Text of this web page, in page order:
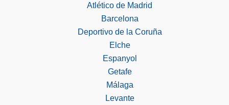
Atlético de Madrid
Barcelona
Deportivo de la Coruña
Elche
Espanyol
Getafe
Málaga
Levante